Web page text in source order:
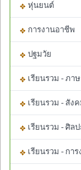
หุ่นยนต์
การงานอาชีพ
ปฐมวัย
เรียนรวม - ภา
เรียนรวม - สัง
เรียนรวม - ศิลป
เรียนรวม - กา